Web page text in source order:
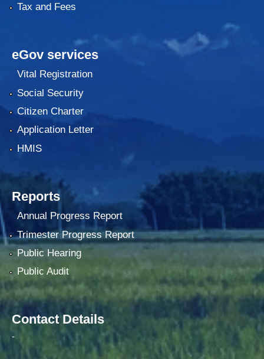
Tax and Fees
eGov services
Vital Registration
Social Security
Citizen Charter
Application Letter
HMIS
Reports
Annual Progress Report
Trimester Progress Report
Public Hearing
Public Audit
Contact Details
-